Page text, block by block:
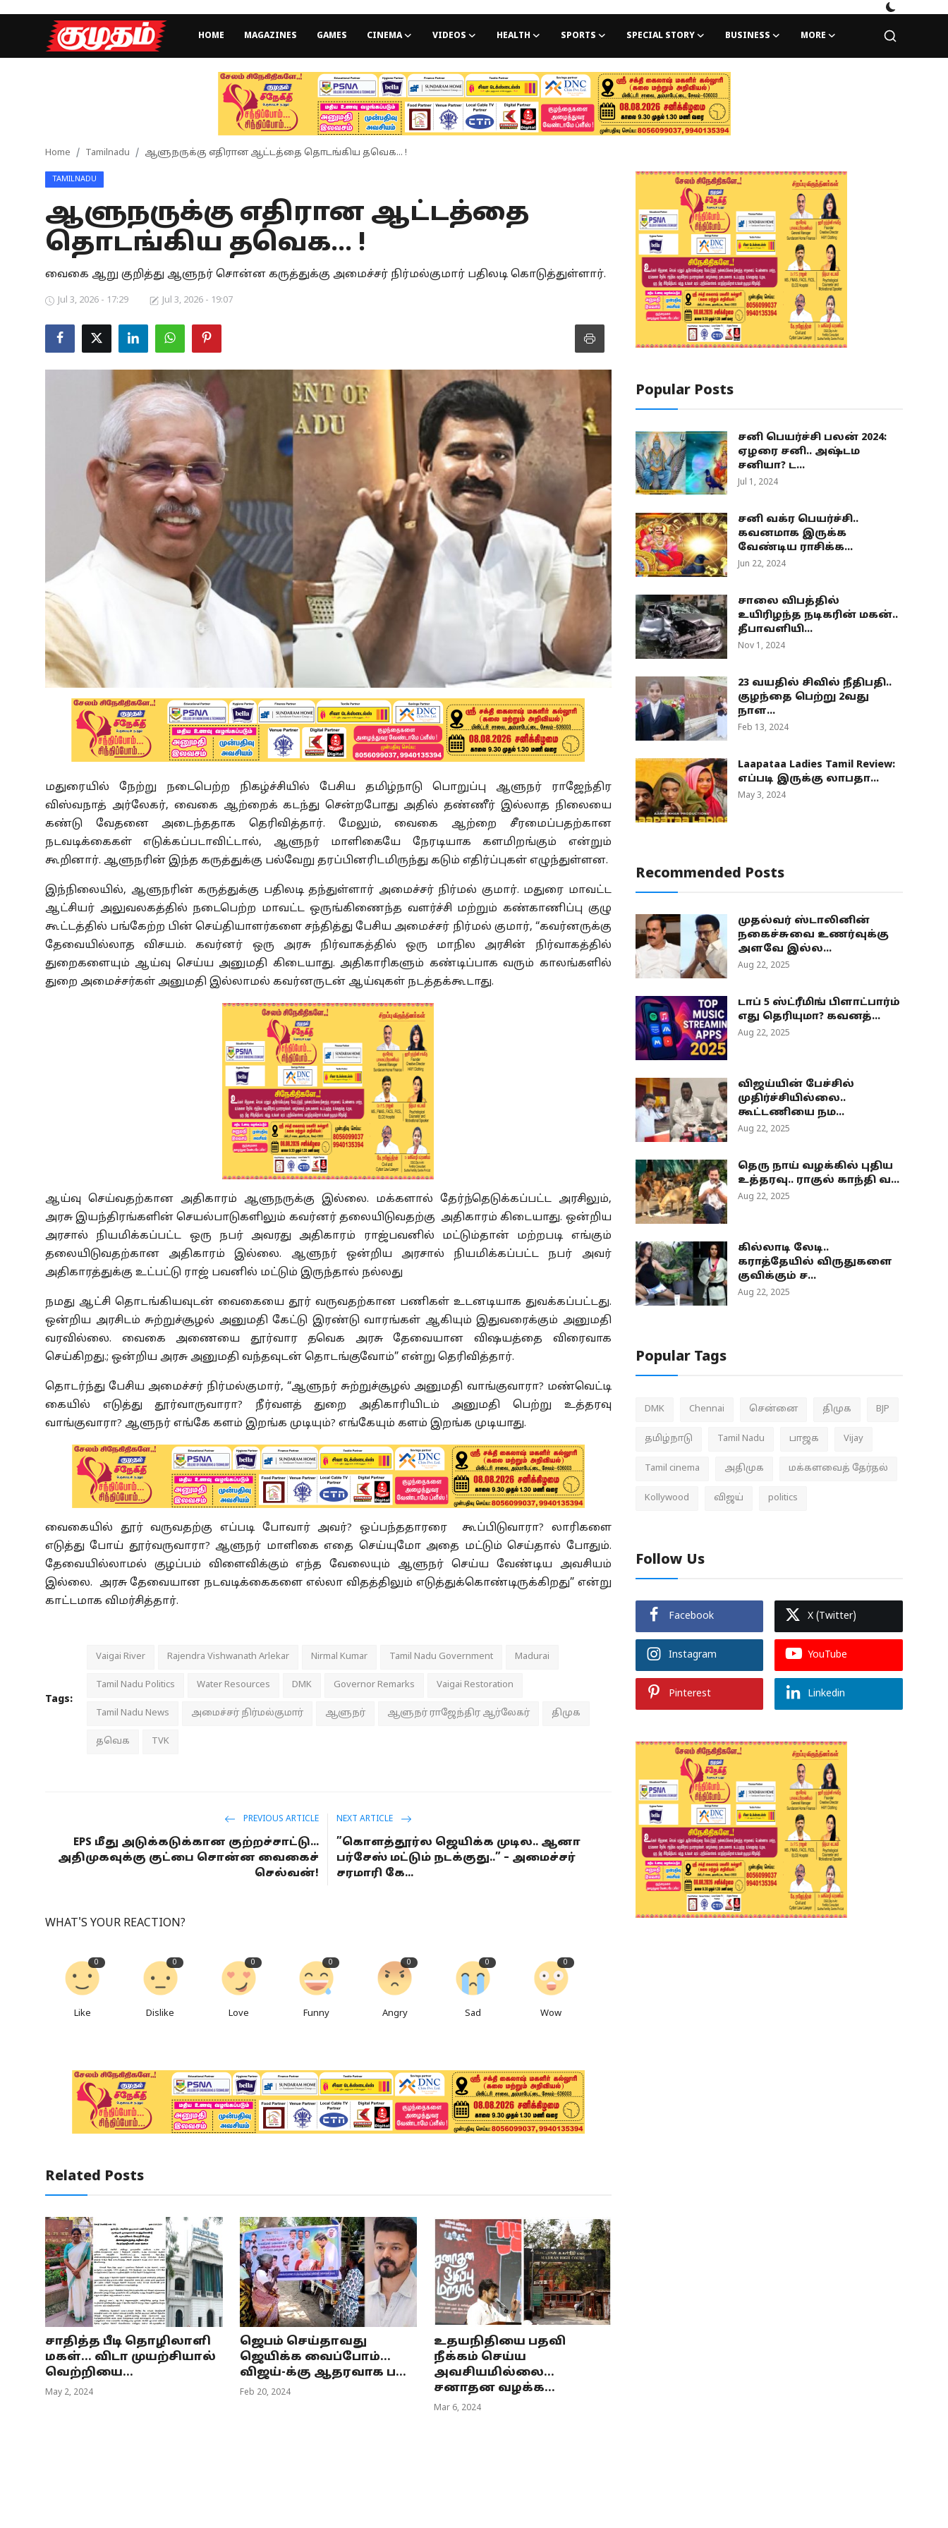
HOME MAGAZINES GAMES CINEMA VIDEOS HEALTH SPORTS SPECIAL STORY BUSINESS MORE
Games
Special Story
Business
Politics
Home Tamilnadu ஆளுநருக்கு எதிரான ஆட்டத்தை தொடங்கிய தவெக... !
TAMILNADU
ஆளுநருக்கு எதிரான ஆட்டத்தை
தொடங்கிய தவெக... !
வைகை ஆறு குறித்து ஆளுநர் சொன்ன கருத்துக்கு அமைச்சர் நிர்மல்குமார் பதிலடி கொடுத்துள்ளார்.
Jul 3, 2026 - 17:29 Jul 3, 2026 - 19:07
மதுரையில் நேற்று நடைபெற்ற நிகழ்ச்சியில் பேசிய தமிழ்நாடு பொறுப்பு ஆளுநர் ராஜேந்திர
விஸ்வநாத் அர்லேகர், வைகை ஆற்றைக் கடந்து சென்றபோது அதில் தண்ணீர் இல்லாத நிலையை
கண்டு வேதனை அடைந்ததாக தெரிவித்தார். மேலும், வைகை ஆற்றை சீரமைப்பதற்கான
நடவடிக்கைகள் எடுக்கப்படாவிட்டால், ஆளுநர் மாளிகையே நேரடியாக களமிறங்கும் என்றும்
கூறினார். ஆளுநரின் இந்த கருத்துக்கு பல்வேறு தரப்பினரிடமிருந்து கடும் எதிர்ப்புகள் எழுந்துள்ளன.
இந்நிலையில், ஆளுநரின் கருத்துக்கு பதிலடி தந்துள்ளார் அமைச்சர் நிர்மல் குமார். மதுரை மாவட்ட
ஆட்சியர் அலுவலகத்தில் நடைபெற்ற மாவட்ட ஒருங்கிணைந்த வளர்ச்சி மற்றும் கண்காணிப்பு குழு
கூட்டத்தில் பங்கேற்ற பின் செய்தியாளர்களை சந்தித்து பேசிய அமைச்சர் நிர்மல் குமார், “கவர்னருக்கு
தேவையில்லாத விசயம். கவர்னர் ஒரு அரசு நிர்வாகத்தில் ஒரு மாநில அரசின் நிர்வாகத்தில்
துறைகளையும் ஆய்வு செய்ய அனுமதி கிடையாது. அதிகாரிகளும் கண்டிப்பாக வரும் காலங்களில்
துறை அமைச்சர்கள் அனுமதி இல்லாமல் கவர்னருடன் ஆய்வுகள் நடத்தக்கூடாது.
ஆய்வு செய்வதற்கான அதிகாரம் ஆளுநருக்கு இல்லை. மக்களால் தேர்ந்தெடுக்கப்பட்ட அரசிலும்,
அரசு இயந்திரங்களின் செயல்பாடுகளிலும் கவர்னர் தலையிடுவதற்கு அதிகாரம் கிடையாது. ஒன்றிய
அரசால் நியமிக்கப்பட்ட ஒரு நபர் அவரது அதிகாரம் ராஜ்பவனில் மட்டும்தான் மற்றபடி எங்கும்
தலையிடுவதற்கான அதிகாரம் இல்லை. ஆளுநர் ஒன்றிய அரசால் நியமிக்கப்பட்ட நபர் அவர்
அதிகாரத்துக்கு உட்பட்டு ராஜ் பவனில் மட்டும் இருந்தால் நல்லது
நமது ஆட்சி தொடங்கியவுடன் வைகையை தூர் வருவதற்கான பணிகள் உடனடியாக துவக்கப்பட்டது.
ஒன்றிய அரசிடம் சுற்றுச்சூழல் அனுமதி கேட்டு இரண்டு வாரங்கள் ஆகியும் இதுவரைக்கும் அனுமதி
வரவில்லை. வைகை அணையை தூர்வார தவெக அரசு தேவையான விஷயத்தை விரைவாக
செய்கிறது.; ஒன்றிய அரசு அனுமதி வந்தவுடன் தொடங்குவோம்” என்று தெரிவித்தார்.
தொடர்ந்து பேசிய அமைச்சர் நிர்மல்குமார், “ஆளுநர் சுற்றுச்சூழல் அனுமதி வாங்குவாரா? மண்வெட்டி
கையில் எடுத்து தூர்வாருவாரா? நீர்வளத் துறை அதிகாரியிடம் அனுமதி பெற்று உத்தரவு
வாங்குவாரா? ஆளுநர் எங்கே களம் இறங்க முடியும்? எங்கேயும் களம் இறங்க முடியாது.
வைகையில் தூர் வருவதற்கு எப்படி போவார் அவர்? ஒப்பந்ததாரரை கூப்பிடுவாரா? லாரிகளை
எடுத்து போய் தூர்வருவாரா? ஆளுநர் மாளிகை எதை செய்யுமோ அதை மட்டும் செய்தால் போதும்.
தேவையில்லாமல் குழப்பம் விளைவிக்கும் எந்த வேலையும் ஆளுநர் செய்ய வேண்டிய அவசியம்
இல்லை. அரசு தேவையான நடவடிக்கைகளை எல்லா விதத்திலும் எடுத்துக்கொண்டிருக்கிறது” என்று
காட்டமாக விமர்சித்தார்.
Tags:
Vaigai River Rajendra Vishwanath Arlekar Nirmal Kumar Tamil Nadu Government Madurai
Tamil Nadu Politics Water Resources DMK Governor Remarks Vaigai Restoration
Tamil Nadu News அமைச்சர் நிர்மல்குமார் ஆளுநர் ஆளுநர் ராஜேந்திர ஆர்லேகர் திமுக
தவெக TVK
PREVIOUS ARTICLE
EPS மீது அடுக்கடுக்கான குற்றச்சாட்டு...
அதிமுகவுக்கு குட்பை சொன்ன வைகைச்
செல்வன்!
NEXT ARTICLE
”கொளத்தூர்ல ஜெயிக்க முடில.. ஆனா
பர்சேஸ் மட்டும் நடக்குது..” – அமைச்சர்
சரமாரி கே...
WHAT'S YOUR REACTION?
0
Like
0
Dislike
0
Love
0
Funny
0
Angry
0
Sad
0
Wow
Related Posts
சாதித்த பீடி தொழிலாளி
மகள்... விடா முயற்சியால்
வெற்றியை...
May 2, 2024
ஜெபம் செய்தாவது
ஜெயிக்க வைப்போம்...
விஜய்-க்கு ஆதரவாக ப...
Feb 20, 2024
உதயநிதியை பதவி
நீக்கம் செய்ய
அவசியமில்லை...
சனாதன வழக்க...
Mar 6, 2024
Popular Posts
சனி பெயர்ச்சி பலன் 2024:
ஏழரை சனி.. அஷ்டம
சனியா? ட...
Jul 1, 2024
சனி வக்ர பெயர்ச்சி..
கவனமாக இருக்க
வேண்டிய ராசிக்க...
Jun 22, 2024
சாலை விபத்தில்
உயிரிழந்த நடிகரின் மகன்..
தீபாவளியி...
Nov 1, 2024
23 வயதில் சிவில் நீதிபதி..
குழந்தை பெற்று 2வது
நாள...
Feb 13, 2024
Laapataa Ladies Tamil Review:
எப்படி இருக்கு லாபதா...
May 3, 2024
Recommended Posts
முதல்வர் ஸ்டாலினின்
நகைச்சுவை உணர்வுக்கு
அளவே இல்ல...
Aug 22, 2025
டாப் 5 ஸ்ட்ரீமிங் பிளாட்பார்ம்
எது தெரியுமா? கவனத்...
Aug 22, 2025
விஜய்யின் பேச்சில்
முதிர்ச்சியில்லை..
கூட்டணியை நம...
Aug 22, 2025
தெரு நாய் வழக்கில் புதிய
உத்தரவு.. ராகுல் காந்தி வ...
Aug 22, 2025
கில்லாடி லேடி..
கராத்தேயில் விருதுகளை
குவிக்கும் ச...
Aug 22, 2025
Popular Tags
DMK Chennai சென்னை திமுக BJP
தமிழ்நாடு Tamil Nadu பாஜக Vijay
Tamil cinema அதிமுக மக்களவைத் தேர்தல்
Kollywood விஜய் politics
Follow Us
Facebook X (Twitter)
Instagram YouTube
Pinterest Linkedin